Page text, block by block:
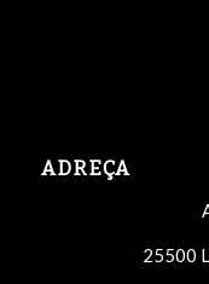
ADREÇA
25500